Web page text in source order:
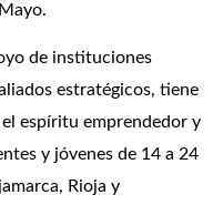
de instituciones
estratégicos, tiene
espíritu emprendedor y
y jóvenes de 14 a 24
Rioja y